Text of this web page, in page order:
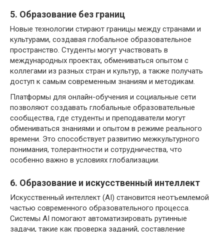
5. Образование без границ
Новые технологии стирают границы между странами и
культурами, создавая глобальное образовательное
пространство. Студенты могут участвовать в
международных проектах, обмениваться опытом с
коллегами из разных стран и культур, а также получать
доступ к самым современным знаниям и методикам.
Платформы для онлайн-обучения и социальные сети
позволяют создавать глобальные образовательные
сообщества, где студенты и преподаватели могут
обмениваться знаниями и опытом в режиме реального
времени. Это способствует развитию межкультурного
понимания, толерантности и сотрудничества, что
особенно важно в условиях глобализации.
6. Образование и искусственный интеллект
Искусственный интеллект (AI) становится неотъемлемой
частью современного образовательного процесса.
Системы AI помогают автоматизировать рутинные
задачи, такие как проверка заданий, составление